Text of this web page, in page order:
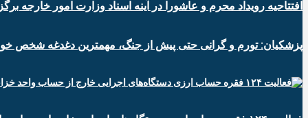
افتتاحیه رویداد محرم و عاشورا در آینه اسناد وزارت امور خارجه
پزشکیان: تورم و گرانی حتی پیش از جنگ، مهمترین دغدغه شخص